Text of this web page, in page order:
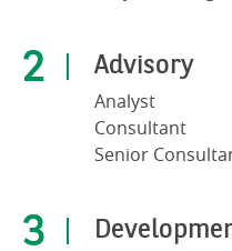
Advisory
Analyst
Consultant
Senior